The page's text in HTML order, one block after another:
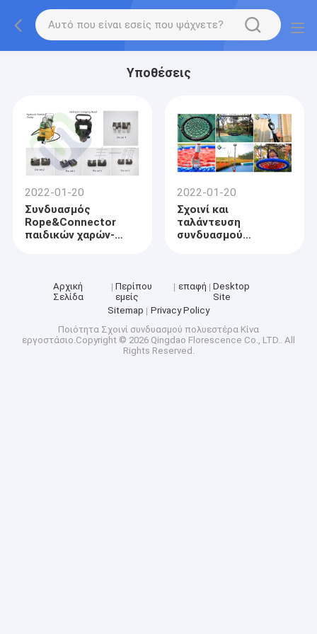
Υποθέσεις
2022-01-20
Συνδυασμός
Rope&Connector
παιδικών χαρών-
2022-01-20
Σχοινί και
ταλάντευση
συνδυασμού
Αρχική
Σελίδα
Περίπου
εμείς
επαφή
Desktop
Site
Sitemap
Privacy Policy
Ποιότητα Σχοινί συνδυασμού πολυεστέρα Κίνα
εργοστάσιο.Copyright © 2026 Qingdao Florescence Co., LTD.. All
Rights Reserved.